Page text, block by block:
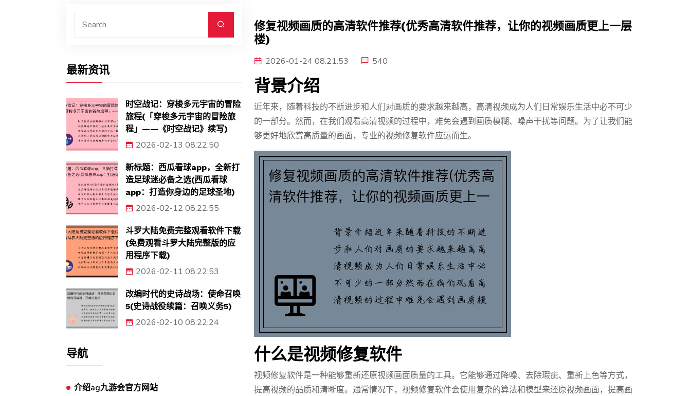
最新资讯
时空战记：穿梭多元宇宙的冒险
旅程(「穿梭多元宇宙的冒险旅
程」——《时空战记》续写)
2026-02-13 08:22:50
新标题：西瓜看球app，全新打
造足球迷必备之选(西瓜看球
app：打造你身边的足球圣地)
2026-02-12 08:22:55
斗罗大陆免费完整观看软件下载
(免费观看斗罗大陆完整版的应
用程序下载)
2026-02-11 08:22:53
改编时代的史诗战场：使命召唤
5(史诗战役续篇：召唤义务5)
2026-02-10 08:22:24
导航
介绍ag九游会官方网站
修复视频画质的高清软件推荐(优秀高清软件推荐，让你的视频画质更上一层
楼)
2026-01-24 08:21:53 540
背景介绍
近年来，随着科技的不断进步和人们对画质的要求越来越高，高清视频成为人们日常娱乐生活中必不可少
的一部分。然而，在我们观看高清视频的过程中，难免会遇到画质模糊、噪声干扰等问题。为了让我们能
够更好地欣赏高质量的画面，专业的视频修复软件应运而生。
什么是视频修复软件
视频修复软件是一种能够重新还原视频画面质量的工具。它能够通过降噪、去除瑕疵、重新上色等方式，
提高视频的品质和清晰度。通常情况下，视频修复软件会使用复杂的算法和模型来还原视频画面，提高画